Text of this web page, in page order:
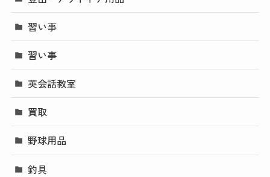
習い事
習い事
英会話教室
買取
野球用品
釣具